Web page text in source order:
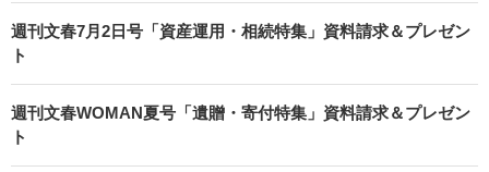
週刊文春7月2日号「資産運用・相続特集」資料請求＆プレゼン
ト
週刊文春WOMAN夏号「遺贈・寄付特集」資料請求＆プレゼン
ト